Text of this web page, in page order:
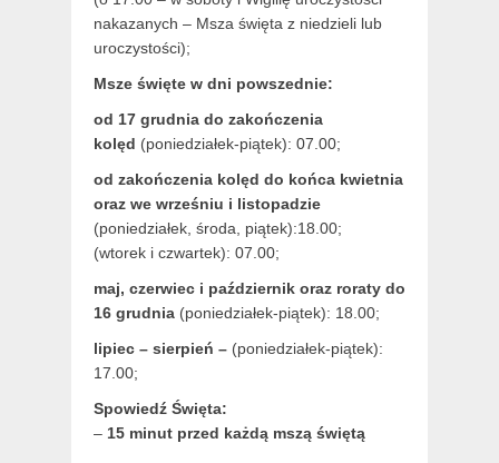
nakazanych – Msza święta z niedzieli lub
uroczystości);
Msze święte w dni powszednie:
od 17 grudnia do zakończenia
kolęd (poniedziałek-piątek): 07.00;
od zakończenia kolęd do końca kwietnia
oraz we wrześniu i listopadzie
(poniedziałek, środa, piątek):18.00;
(wtorek i czwartek): 07.00;
maj, czerwiec i październik oraz roraty do
16 grudnia (poniedziałek-piątek): 18.00;
lipiec – sierpień – (poniedziałek-piątek):
17.00;
Spowiedź Święta:
– 15 minut przed każdą mszą świętą